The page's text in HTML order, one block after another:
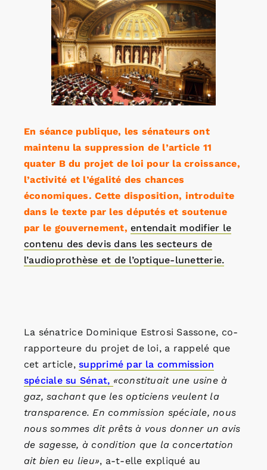
l'image
agrandie
En séance publique, les sénateurs ont
maintenu la suppression de l’article 11
quater B du projet de loi pour la croissance,
l’activité et l’égalité des chances
économiques. Cette disposition, introduite
dans le texte par les députés et soutenue
par le gouvernement,entendait modifier le
contenu des devis dans les secteurs de
l’audioprothèse et de l’optique-lunetterie.
La sénatrice Dominique Estrosi Sassone, co-
rapporteure du projet de loi, a rappelé que
cet article,supprimé par la commission
spéciale su Sénat, «constituait une usine à
gaz, sachant que les opticiens veulent la
transparence. En commission spéciale, nous
nous sommes dit prêts à vous donner un avis
de sagesse, à condition que la concertation
ait bien eu lieu», a-t-elle expliqué au